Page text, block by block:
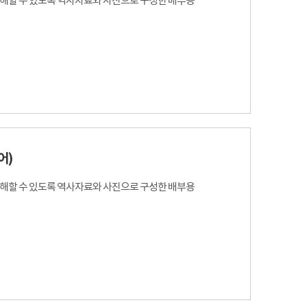
)
할 수 있도록 역사자료와 사진으로 구성한 배부용